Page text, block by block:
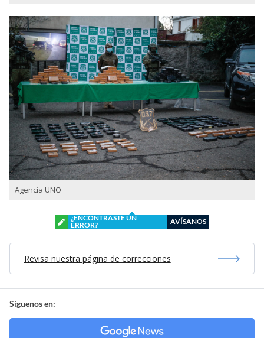
Agencia UNO
¿ENCONTRASTE UN
ERROR?
AVÍSANOS
Revisa nuestra página de correcciones
Síguenos en: